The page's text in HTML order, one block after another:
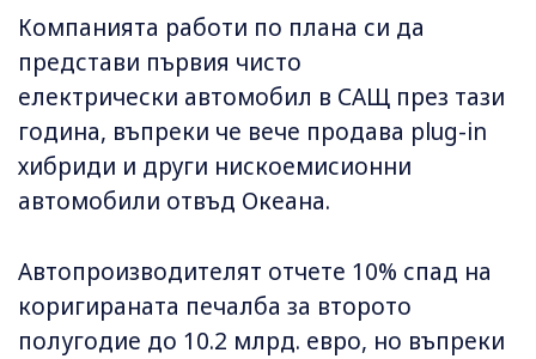
Компанията работи по плана си да
представи първия чисто
електрически автомобил в САЩ през тази
година, въпреки че вече продава plug-in
хибриди и други нискоемисионни
автомобили отвъд Океана.
Автопроизводителят отчете 10% спад на
коригираната печалба за второто
полугодие до 10.2 млрд. евро, но въпреки